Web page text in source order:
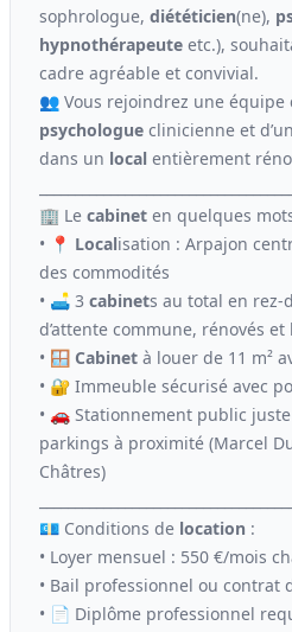
sophrologue, diététicien(ne),
hypnothérapeute etc.),
cadre agréable et convivial.
👥 Vous rejoindrez une équipe
psychologue clinicienne et d’un
dans un local entièrement
🏢 Le cabinet en quelques
• 📍 Localisation : Arpajon
des commodités
• 🛋 3 cabinets au total en rez-
d’attente commune, rénovés
• 🪟 Cabinet à louer de 11 m²
• 🔐 Immeuble sécurisé avec
• 🚗 Stationnement public
parkings à proximité (Marcel
Châtres)
💶 Conditions de location :
• Loyer mensuel : 550 €/mois
• Bail professionnel ou contrat
• 📄 Diplôme professionnel